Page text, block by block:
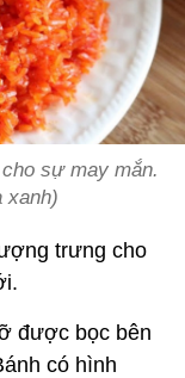
sự may mắn.
xanh)
trưng cho
được bọc bên
có hình